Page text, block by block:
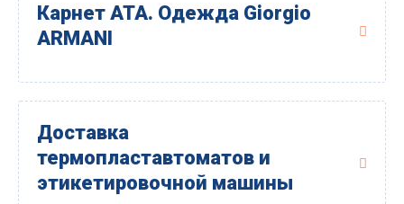
Карнет АТА. Одежда Giorgio
ARMANI
Доставка
термопластавтоматов и
этикетировочной машины